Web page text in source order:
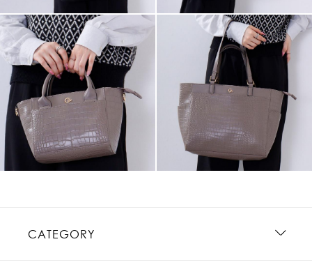
CATEGORY